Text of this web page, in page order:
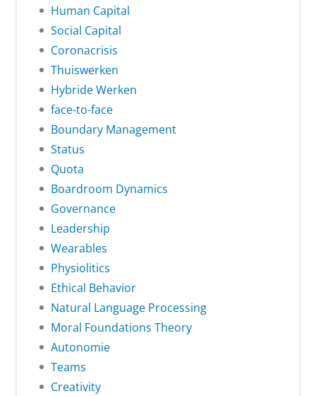
Human Capital
Social Capital
Coronacrisis
Thuiswerken
Hybride Werken
face-to-face
Boundary Management
Status
Quota
Boardroom Dynamics
Governance
Leadership
Wearables
Physiolitics
Ethical Behavior
Natural Language Processing
Moral Foundations Theory
Autonomie
Teams
Creativity